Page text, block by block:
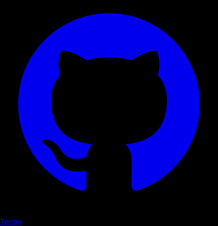
Twitter